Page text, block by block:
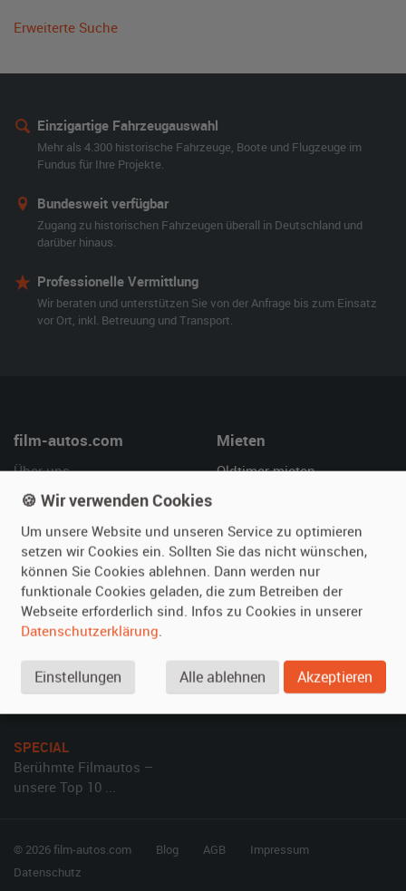
Erweiterte Suche
Einzigartige Fahrzeugauswahl
Mehr als 4.300 historische Fahrzeuge, Boote und Flugzeuge im
Fundus für Ihre Projekte.
Bundesweit verfügbar
Zugang zu historischen Fahrzeugen überall in Deutschland und
darüber hinaus.
Professionelle Vermittlung
Wir beraten und unterstützen Sie von der Anfrage bis zum Einsatz
vor Ort, inkl. Betreuung und Transport.
film-autos.com
Über uns
Leistungen
Referenzen
Kundenmeinungen
Mieten
Oldtimer mieten
Fragen für Mieter
Service
Vermieten
Oldtimer anmelden
Fragen für Vermieter
Inserat verwalten
Hilfe
Kontakt
SPECIAL
Berühmte Filmautos –
unsere Top 10 ...
© 2026 film-autos.com Blog AGB
Impressum
Datenschutz
🍪 Wir verwenden Cookies
Um unsere Website und unseren Service zu optimieren
setzen wir Cookies ein. Sollten Sie das nicht wünschen,
können Sie Cookies ablehnen. Dann werden nur
funktionale Cookies geladen, die zum Betreiben der
Webseite erforderlich sind. Infos zu Cookies in unserer
Datenschutzerklärung.
Einstellungen Alle ablehnen Akzeptieren